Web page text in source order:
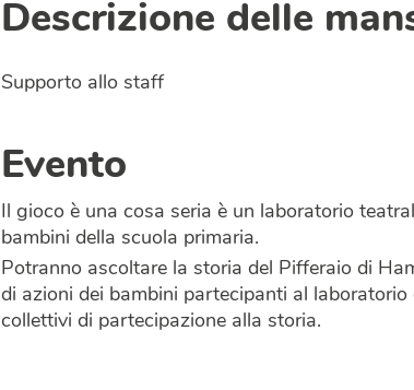
Descrizione delle
Supporto allo staff
Evento
Il gioco è una cosa seria è un laboratorio
bambini della scuola primaria.
Potranno ascoltare la storia del Pifferaio di
di azioni dei bambini partecipanti al laboratorio
collettivi di partecipazione alla storia.